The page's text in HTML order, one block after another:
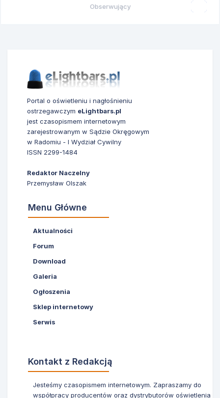
Obserwujący
Portal o oświetleniu i nagłośnieniu
ostrzegawczym eLightbars.pl
jest czasopismem internetowym
zarejestrowanym w Sądzie Okręgowym
w Radomiu - I Wydział Cywilny
ISSN 2299-1484
Redaktor Naczelny
Przemysław Olszak
Menu Główne
Aktualności
Forum
Download
Galeria
Ogłoszenia
Sklep internetowy
Serwis
Kontakt z Redakcją
Jesteśmy czasopismem internetowym. Zapraszamy do
współpracy producentów oraz dystrybutorów oświetlenia